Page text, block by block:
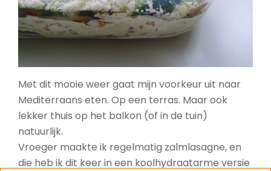
Met dit mooie weer gaat mijn voorkeur uit naar
Mediterraans eten. Op een terras. Maar ook
lekker thuis op het balkon (of in de tuin)
natuurlijk.
Vroeger maakte ik regelmatig zalmlasagne, en
die heb ik dit keer in een koolhydraatarme versie